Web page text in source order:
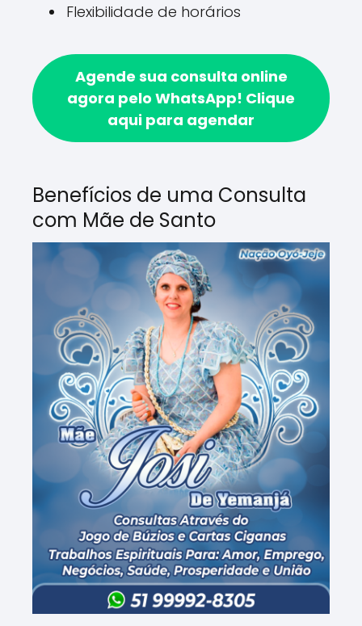
Flexibilidade de horários
Agende sua consulta online
agora pelo WhatsApp! Clique
aqui para agendar
Benefícios de uma Consulta
com Mãe de Santo